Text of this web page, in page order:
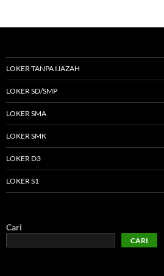
LOKER TANPA IJAZAH
LOKER SD/SMP
LOKER SMA
LOKER SMK
LOKER D3
LOKER S1
Cari
CARI